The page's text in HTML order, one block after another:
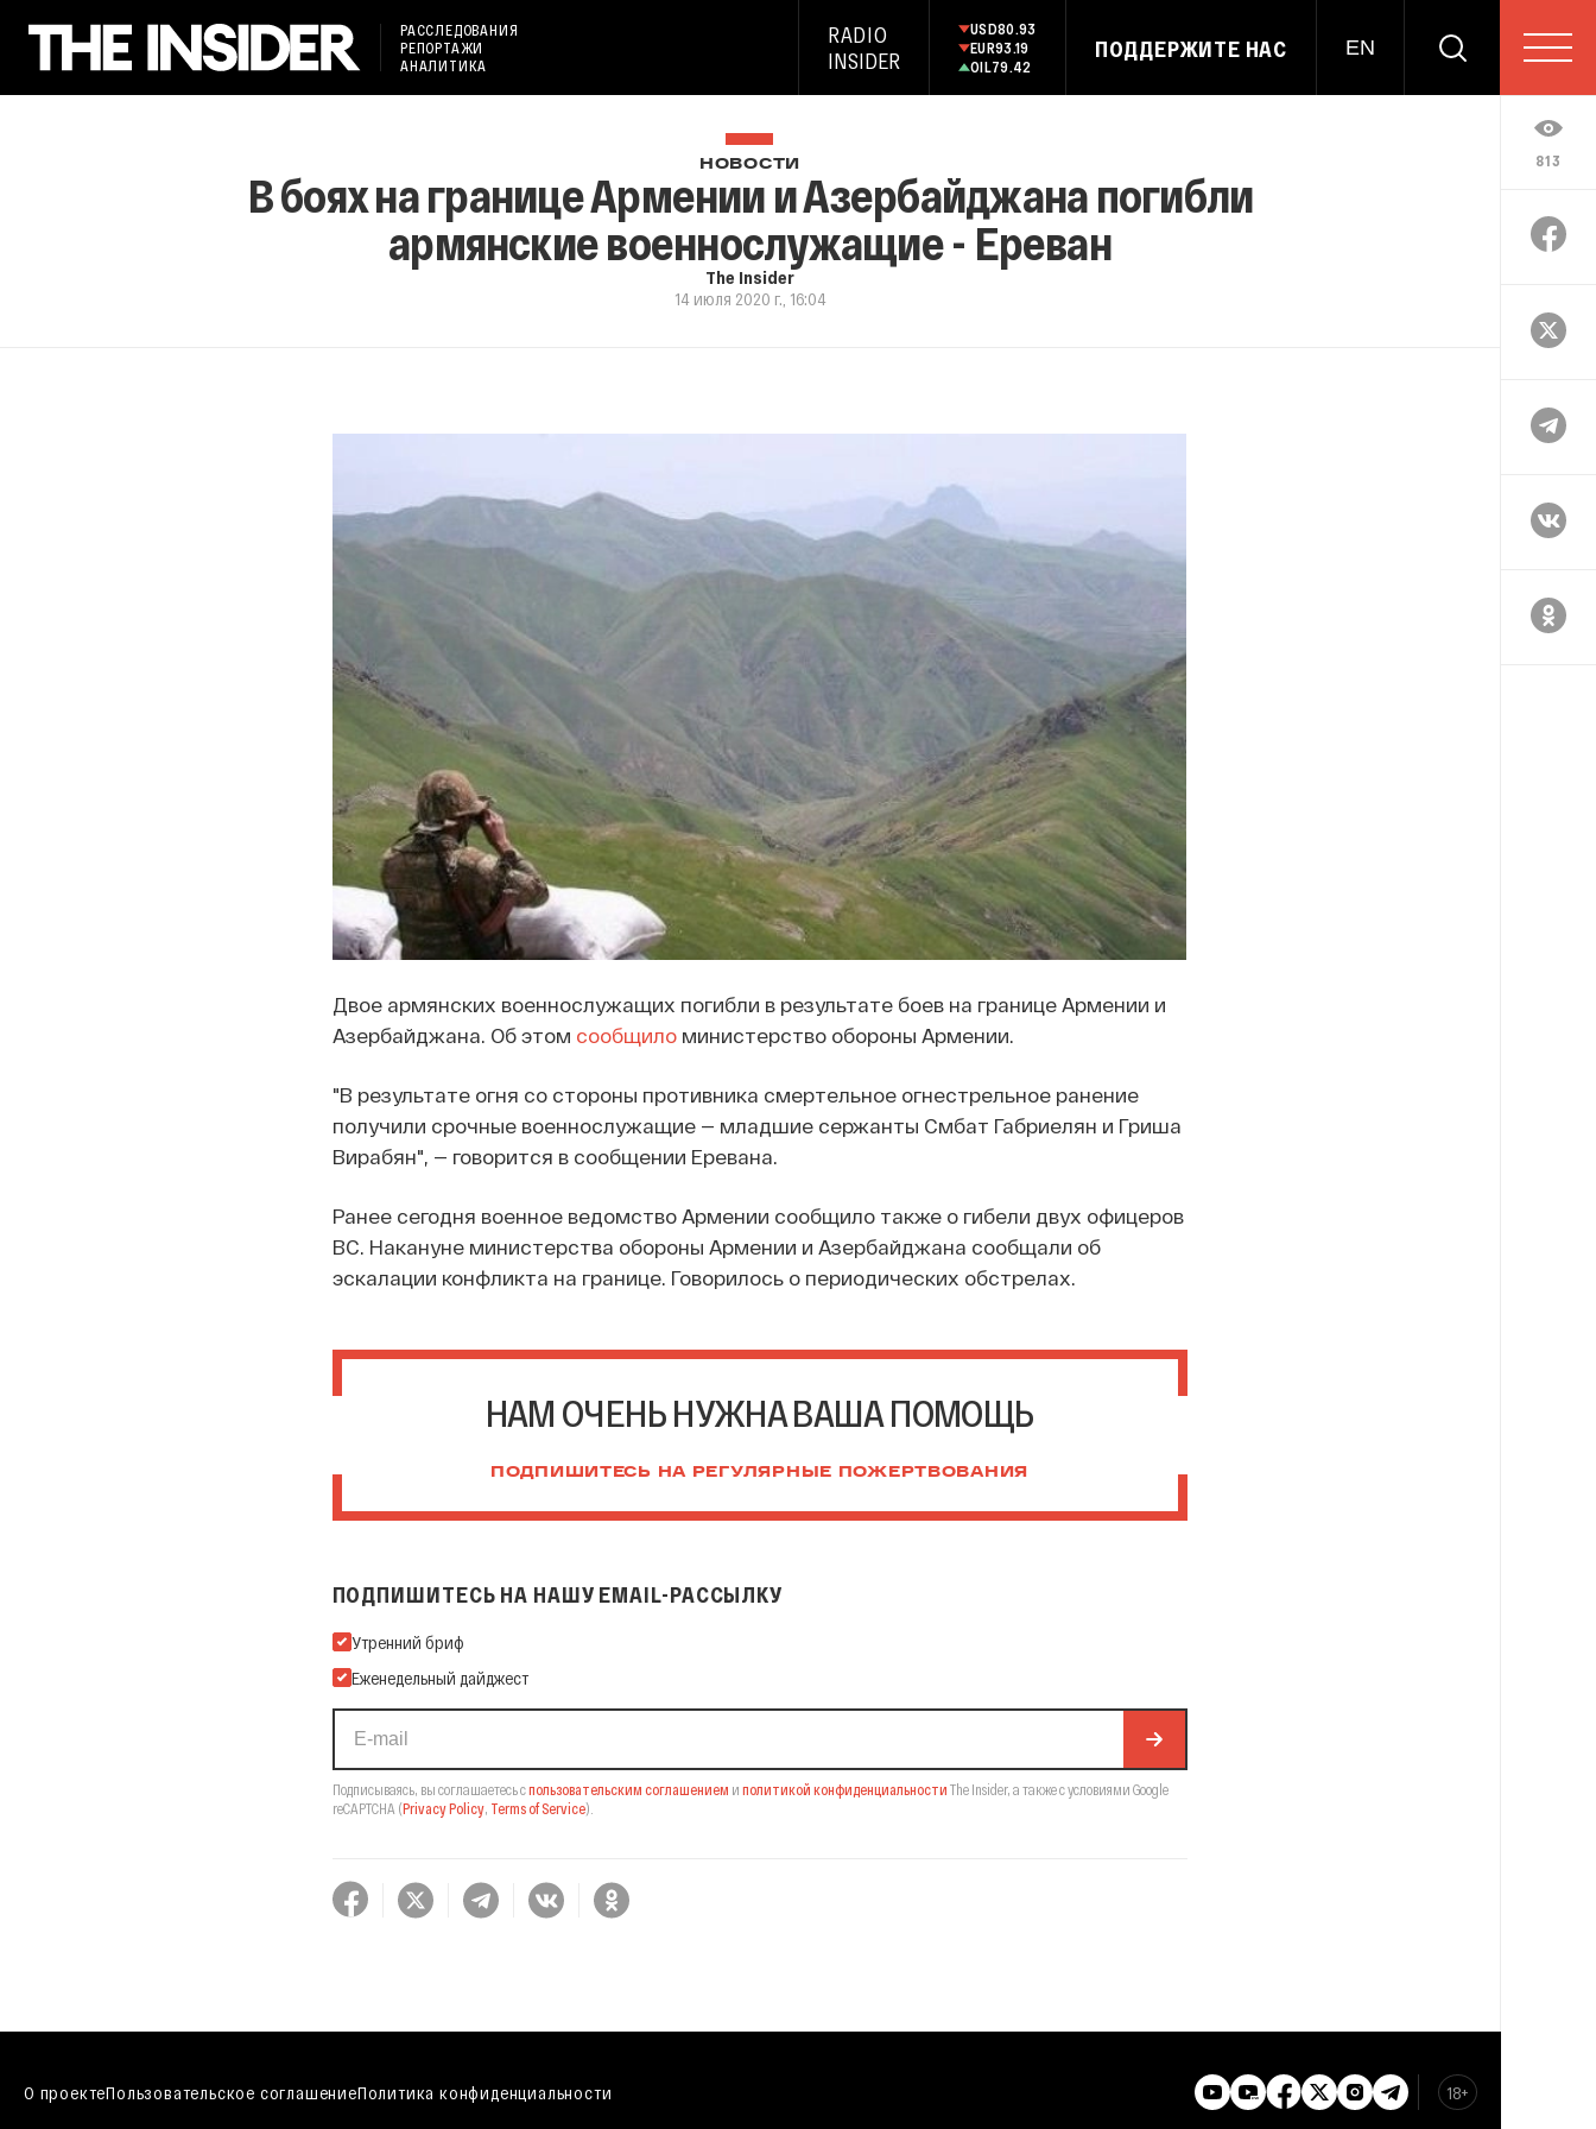
РАССЛЕДОВАНИЯ
РЕПОРТАЖИ
АНАЛИТИКА
RADIO
INSIDER
USD80.93
EUR93.19
OIL79.42
ПОДДЕРЖИТЕ НАС EN
813
НОВОСТИ
В боях на границе Армении и Азербайджана погибли
армянские военнослужащие - Ереван
The Insider
14 июля 2020 г., 16:04
Двое армянских военнослужащих погибли в результате боев на границе Армении и
Азербайджана. Об этом сообщиломинистерство обороны Армении.
"В результате огня со стороны противника смертельное огнестрельное ранение
получили срочные военнослужащие — младшие сержанты Смбат Габриелян и Гриша
Вирабян", — говорится в сообщении Еревана.
Ранее сегодня военное ведомство Армении сообщило также о гибели двух офицеров
ВС. Накануне министерства обороны Армении и Азербайджана сообщали об
эскалации конфликта на границе. Говорилось о периодических обстрелах.
НАМ ОЧЕНЬ НУЖНА ВАША ПОМОЩЬ
ПОДПИШИТЕСЬ НА РЕГУЛЯРНЫЕ ПОЖЕРТВОВАНИЯ
ПОДПИШИТЕСЬ НА НАШУ EMAIL-РАССЫЛКУ
Подпишитесь на нашу Email-рассылку
Утренний бриф
Еженедельный дайджест
Подписываясь, вы соглашаетесь спользовательским соглашением и политикой конфиденциальности The Insider, а также с условиями Google
reCAPTCHA (Privacy Policy, Terms of Service).
О проектеПользовательское соглашениеПолитика конфиденциальности 18+